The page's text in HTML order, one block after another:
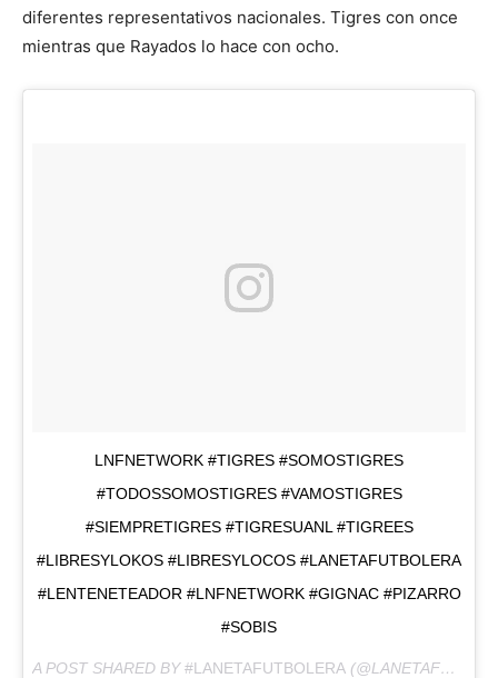
diferentes representativos nacionales. Tigres con once
mientras que Rayados lo hace con ocho.
LNFNETWORK #TIGRES #SOMOSTIGRES
#TODOSSOMOSTIGRES #VAMOSTIGRES
#SIEMPRETIGRES #TIGRESUANL #TIGREES
#LIBRESYLOKOS #LIBRESYLOCOS #LANETAFUTBOLERA
#LENTENETEADOR #LNFNETWORK #GIGNAC #PIZARRO
#SOBIS
A POST SHARED BY#LANETAFUTBOLERA (@LANETAFUTBOLERA) ON